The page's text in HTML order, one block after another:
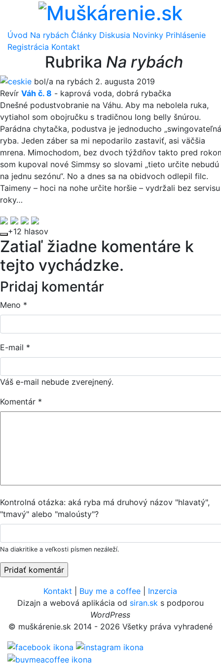
Úvod Na rybách Články Diskusia Novinky Prihlásenie
Registrácia Kontakt
Rubrika Na rybách
ceskie bol/a na rybách 2. augusta 2019
Revír Váh č. 8 - kaprová voda, dobrá rybačka
Dnešné podustvobranie na Váhu. Aby ma nebolela ruka,
vytiahol som obojručku s tradičnou long belly šnúrou.
Parádna chytačka, podustva je jednoducho
ryba. Jeden záber sa mi nepodarilo zastaviť, asi väčšia
mrena. Mimochodom, bez dvoch týždňov takto pred
som kupoval nové Simmsy so slovami „tieto určite nebudú
na jednu sezónu“. No a dnes sa na obidvoch odlepil filc.
Taimeny – hoci na nohe určite horšie – vydržali bez
roky…
+12 hlasov
Zatiaľ žiadne komentáre k
tejto vychádzke.
Pridaj komentár
Meno *
E-mail *
Váš e-mail nebude zverejnený.
Komentár *
Kontrolná otázka: aká ryba má druhový názov "hlavatý",
"tmavý" alebo "maloústy"?
Na diakritike a veľkosti písmen nezáleží.
Kontakt Buy me a coffee
Inzercia
Dizajn a webová aplikácia od siran.sk s podporou
WordPress
© muškárenie.sk 2014 - 2026 Všetky práva vyhradené